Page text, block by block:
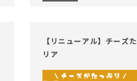
【リニューアル】チーズ
リア